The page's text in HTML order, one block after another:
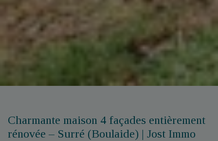
Charmante maison 4 façades entièrement
rénovée – Surré (Boulaide) | Jost Immo